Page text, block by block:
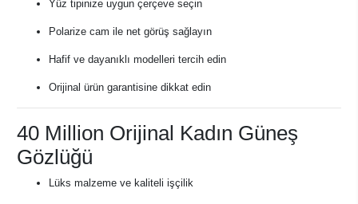
Yüz tipinize uygun çerçeve seçin
Polarize cam ile net görüş sağlayın
Hafif ve dayanıklı modelleri tercih edin
Orijinal ürün garantisine dikkat edin
40 Million Orijinal Kadın Güneş
Gözlüğü
Lüks malzeme ve kaliteli işçilik